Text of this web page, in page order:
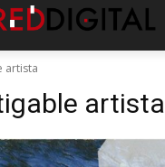
artista
artista